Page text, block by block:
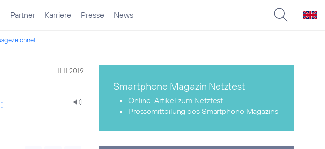
Partner Karriere Presse News
11.11.2019
Smartphone Magazin Netztest
Online-Artikel zum Netztest
Pressemitteilung des Smartphone Magazins